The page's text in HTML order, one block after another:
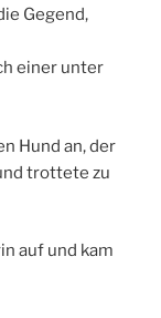
Gegend,
einer unter
Hund an, der
trottete zu
auf und kam